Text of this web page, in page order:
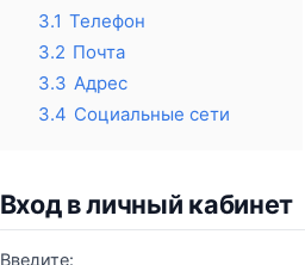
3.1 Телефон
3.2 Почта
3.3 Адрес
3.4 Социальные сети
Вход в личный кабинет
Введите: